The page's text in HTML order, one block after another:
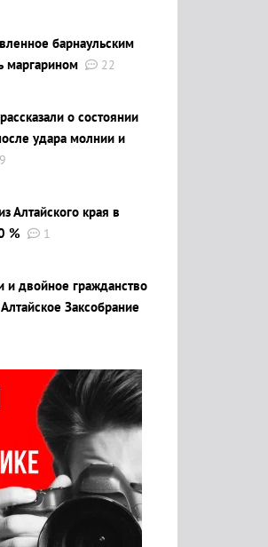
барнаульским
маргарином
22
о состоянии
удара молнии и
9
Алтайского края в
%
1
и двойное гражданство
Заксобрание